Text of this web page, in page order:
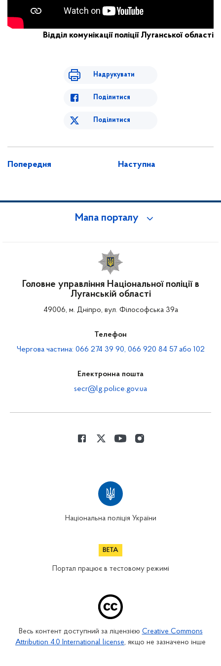
Відділ комунікації поліції Луганської області
Надрукувати
Поділитися
Поділитися
Попередня Наступна
Мапа порталу
Головне управління Національної поліції в
Луганській області
49006, м. Дніпро, вул. Філософська 39а
Телефон
Чергова частина: 066 274 39 90, 066 920 84 57 або 102
Електронна пошта
secr@lg.police.gov.ua
Національна поліція України
Портал працює в тестовому режимі
Весь контент доступний за ліцензією Creative Commons
Attribution 4.0 International license, якщо не зазначено інше